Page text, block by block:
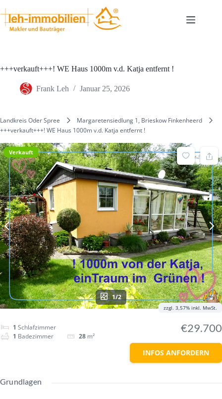
Inhalt
springen
+++verkauft+++! WE Haus 1000m v.d. Katja entfernt !
Frank Leh Januar 25, 2026
Landkreis Oder Spree
Margaretensiedlung 1, Brieskow Finkenheerd
+++verkauft+++! WE Haus 1000m v.d. Katja entfernt !
Verkauft
1/2
1 Schlafzimmer
1 Badezimmer 28 m²
€29.700
zzgl. 3,57% inkl. MwSt.
INFOS ANFORDERN
Grundlagen